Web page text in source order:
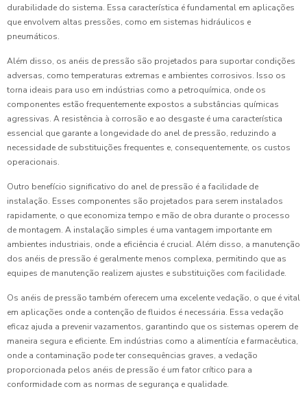
durabilidade do sistema. Essa característica é fundamental em aplicações
que envolvem altas pressões, como em sistemas hidráulicos e
pneumáticos.
Além disso, os anéis de pressão são projetados para suportar condições
adversas, como temperaturas extremas e ambientes corrosivos. Isso os
torna ideais para uso em indústrias como a petroquímica, onde os
componentes estão frequentemente expostos a substâncias químicas
agressivas. A resistência à corrosão e ao desgaste é uma característica
essencial que garante a longevidade do anel de pressão, reduzindo a
necessidade de substituições frequentes e, consequentemente, os custos
operacionais.
Outro benefício significativo do anel de pressão é a facilidade de
instalação. Esses componentes são projetados para serem instalados
rapidamente, o que economiza tempo e mão de obra durante o processo
de montagem. A instalação simples é uma vantagem importante em
ambientes industriais, onde a eficiência é crucial. Além disso, a manutenção
dos anéis de pressão é geralmente menos complexa, permitindo que as
equipes de manutenção realizem ajustes e substituições com facilidade.
Os anéis de pressão também oferecem uma excelente vedação, o que é vital
em aplicações onde a contenção de fluidos é necessária. Essa vedação
eficaz ajuda a prevenir vazamentos, garantindo que os sistemas operem de
maneira segura e eficiente. Em indústrias como a alimentícia e farmacêutica,
onde a contaminação pode ter consequências graves, a vedação
proporcionada pelos anéis de pressão é um fator crítico para a
conformidade com as normas de segurança e qualidade.